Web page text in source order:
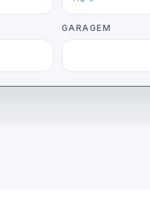
GARAGEM